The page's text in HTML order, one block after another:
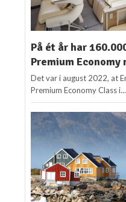
På ét år har
Premium Economy
Det var i august 2022, at
Premium Economy Class i...